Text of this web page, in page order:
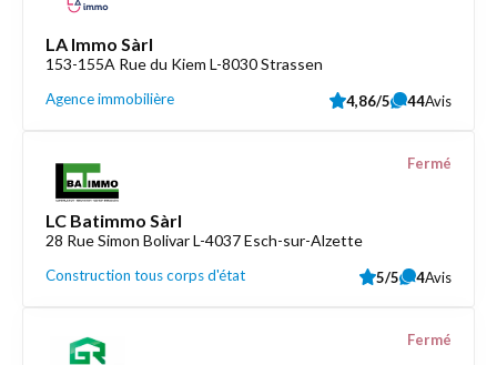
LA Immo Sàrl
153-155A Rue du Kiem L-8030 Strassen
Agence immobilière 4,86/5 44Avis
LC Batimmo Sàrl
28 Rue Simon Bolivar L-4037 Esch-sur-Alzette
Construction tous corps d'état
Fermé
5/5 4Avis
Fermé